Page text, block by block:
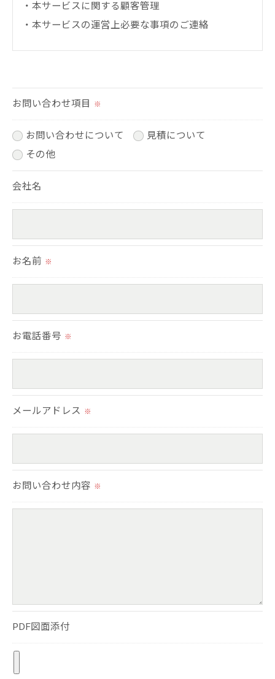
・本サービスに関する顧客管理
・本サービスの運営上必要な事項のご連絡
られた場合を除き、
ません。
置をとり、適切な監督を行います。
切に安全管理対策を実施します。
必要な情報を頂けない場合は、それに対応した当社
のサービスをご提供できない場合がございますので
＜個人情報の開示･訂正・削除･利用停止の手続につ
いて＞
お問い合わせ項目 ※
お問い合わせについて
見積について
その他
会社名
お名前 ※
お電話番号 ※
メールアドレス ※
お問い合わせ内容 ※
PDF図面添付